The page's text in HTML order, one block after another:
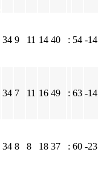
34 9 11 14 40 : 54 -14
34 7 11 16 49 : 63 -14
34 8 8 18 37 : 60 -23